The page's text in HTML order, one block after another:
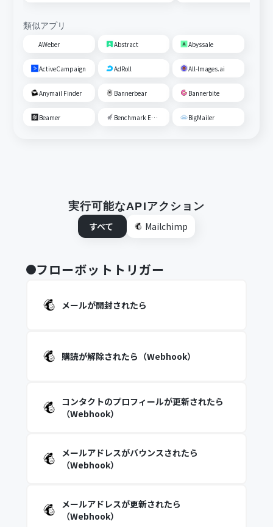
類似アプリ
AWeber Abstract Abyssale
ActiveCampaign AdRoll All-Images.ai
Anymail Finder Bannerbear Bannerbite
Beamer Benchmark Email BigMailer
実行可能なAPIアクション
すべて
Mailchimp
フローボットトリガー
メールが開封されたら
購読が解除されたら（Webhook）
コンタクトのプロフィールが更新されたら
（Webhook）
メールアドレスがバウンスされたら
（Webhook）
メールアドレスが更新されたら
（Webhook）